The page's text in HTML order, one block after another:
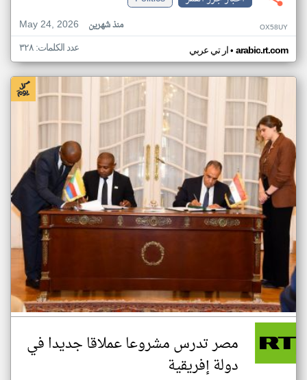
May 24, 2026
منذ شهرين OX58UY
ار تي عربي• arabic.rt.com عدد الكلمات: ٣٢٨
مصر تدرس مشروعا عملاقا جديدا في
دولة إفريقية